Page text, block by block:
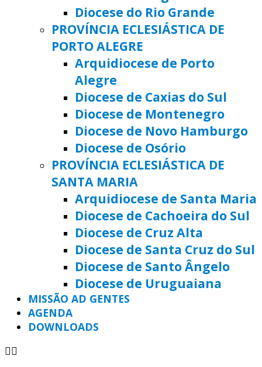
Diocese do Rio Grande
PROVÍNCIA ECLESIÁSTICA DE
PORTO ALEGRE
Arquidiocese de Porto
Alegre
Diocese de Caxias do Sul
Diocese de Montenegro
Diocese de Novo Hamburgo
Diocese de Osório
PROVÍNCIA ECLESIÁSTICA DE
SANTA MARIA
Arquidiocese de Santa Maria
Diocese de Cachoeira do Sul
Diocese de Cruz Alta
Diocese de Santa Cruz do Sul
Diocese de Santo Ângelo
Diocese de Uruguaiana
MISSÃO AD GENTES
AGENDA
DOWNLOADS